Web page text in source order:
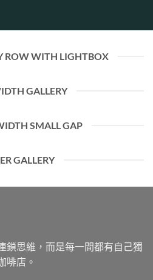
ROW WITH LIGHTBOX
GALLERY
SMALL GAP
GALLERY
鎖思維，而是每一間都有自己獨
啡店。